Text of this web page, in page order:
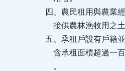
四、農民租用與農業
接供農林漁牧用之土
五、承租戶設有戶籍
含承租面積超過一百
。